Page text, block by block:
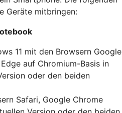
Geräte mitbringen:
11 mit den Browsern Google
auf Chromium-Basis in
oder den beiden
Safari, Google Chrome